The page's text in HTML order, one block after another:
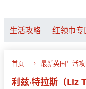
生活攻略 红领巾专
首页 最新英国生活
利兹·特拉斯（Liz